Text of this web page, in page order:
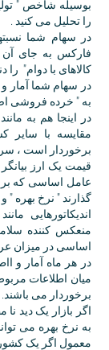
را تحلیل می کنید .
در سهام شما
فارکس به جای آن
کالاهای با دوام" را
در سهام شما آمار و
به " خرده فروشی
در اینجا هم به
مقایسه با سایر
برخوردار است ،
قیمت یک ارز
عامل اساسی که بر
گذارند " نرخ بهره
منعکس کننده
اساسی در میزان
در هر ماه آمار و
میان اطلاعات
برخوردار می باشند.
اگر بازار یک دید
به نرخ بهره می
معمول اگر یک کشور